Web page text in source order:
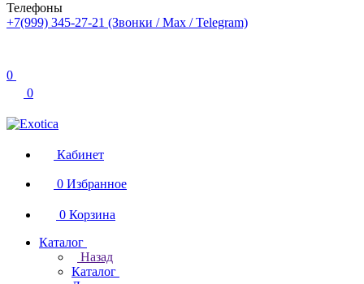
Телефоны
+7(999) 345-27-21 (Звонки / Max / Telegram)
0
0
Кабинет
0 Избранное
0 Корзина
Каталог
Назад
Каталог